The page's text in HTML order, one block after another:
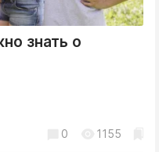
знать о
0 1155